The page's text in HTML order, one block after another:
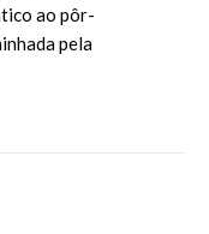
ao pôr-
pela